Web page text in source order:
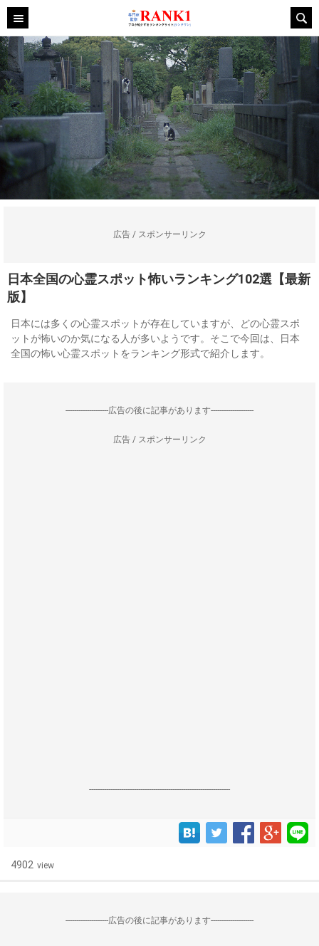
広告 / スポンサーリンク
日本全国の心霊スポット怖いランキング102選【最新
版】
日本には多くの心霊スポットが存在していますが、どの心霊スポ
ットが怖いのか気になる人が多いようです。そこで今回は、日本
全国の怖い心霊スポットをランキング形式で紹介します。
--------------------広告の後に記事があります--------------------
広告 / スポンサーリンク
------------------------------------------------------------------
4902 view
--------------------広告の後に記事があります--------------------